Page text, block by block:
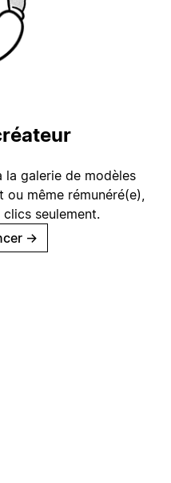
galerie de modèles
ou même rémunéré(e),
seulement.
→